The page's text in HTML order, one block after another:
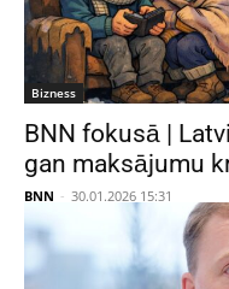
Bizness
BNN fokusā |
gan maksājumu
BNN - 30.01.2026 15:31